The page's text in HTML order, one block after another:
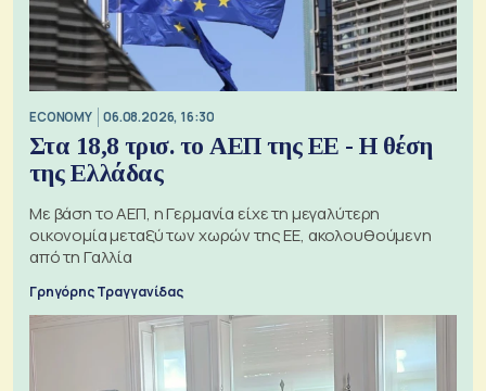
ECONOMY 06.08.2026, 16:30
Στα 18,8 τρισ. το ΑΕΠ της ΕΕ - Η θέση
της Ελλάδας
Με βάση το ΑΕΠ, η Γερμανία είχε τη μεγαλύτερη
οικονομία μεταξύ των χωρών της ΕΕ, ακολουθούμενη
από τη Γαλλία
Γρηγόρης Τραγγανίδας